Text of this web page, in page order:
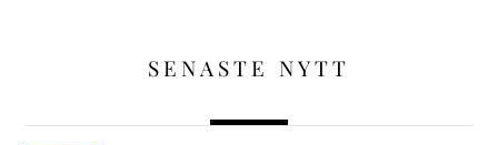
SENASTE NYTT